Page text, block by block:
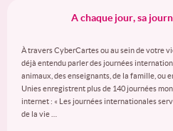
A chaque jour, sa
À travers CyberCartes ou au sein de votre
déjà entendu parler des journées
animaux, des enseignants, de la famille, ou
Unies enregistrent plus de 140 journées
internet : « Les journées internationales
de la vie …